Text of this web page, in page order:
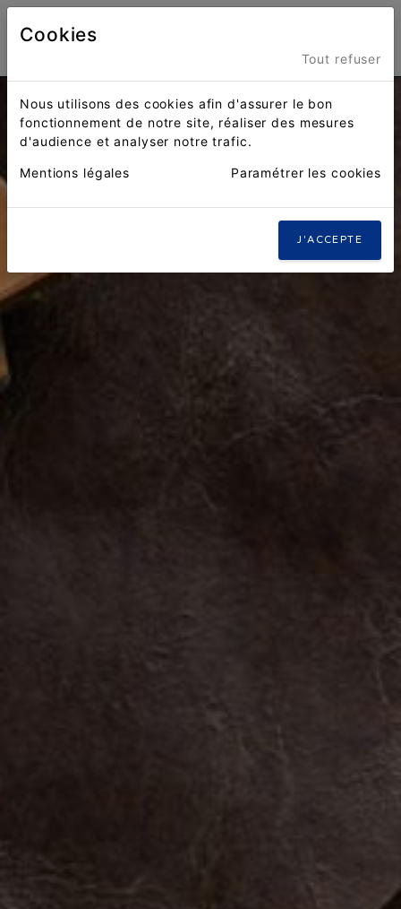
Cookies
Tout refuser
Nous utilisons des cookies afin d'assurer le bon
fonctionnement de notre site, réaliser des mesures
d'audience et analyser notre trafic.
Mentions légales Paramétrer les cookies
J'ACCEPTE